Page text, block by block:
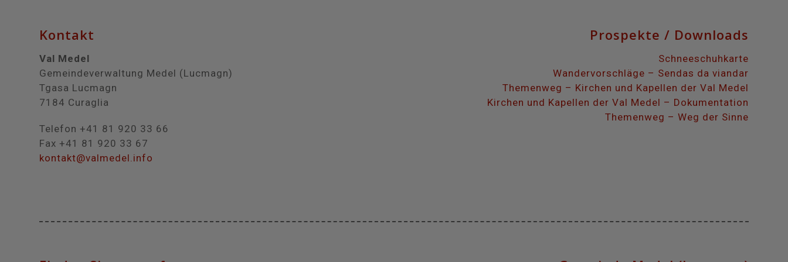
Kontakt
Val Medel
Gemeindeverwaltung Medel (Lucmagn)
Tgasa Lucmagn
7184 Curaglia
Telefon +41 81 920 33 66
Fax +41 81 920 33 67
kontakt@valmedel.info
Prospekte / Downloads
Schneeschuhkarte
Wandervorschläge – Sendas da viandar
Themenweg – Kirchen und Kapellen der Val Medel
Kirchen und Kapellen der Val Medel – Dokumentation
Themenweg – Weg der Sinne